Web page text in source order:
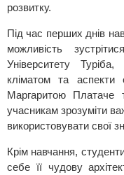
розвитку.
Під час перших днів
можливість
Університету
кліматом та аспекти
Маргаритою Платаче
учасникам зрозуміти
використовувати свої
Крім навчання,
себе її чудову